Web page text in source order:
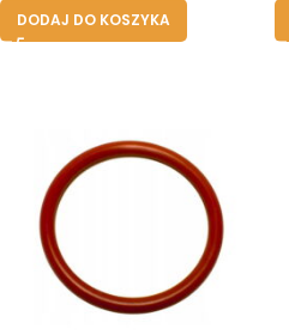
DODAJ DO KOSZYKA